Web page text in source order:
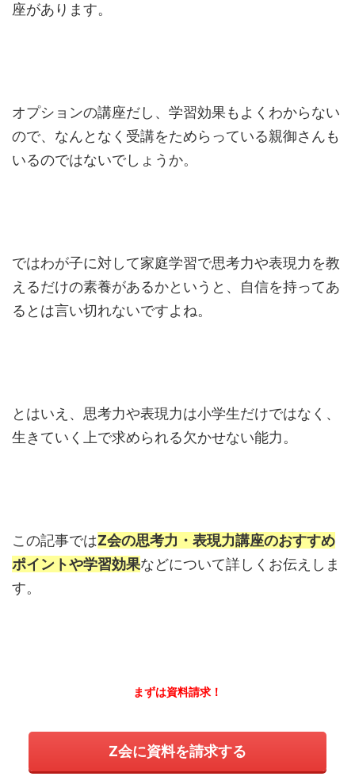
座があります。
オプションの講座だし、学習効果もよくわからない
ので、なんとなく受講をためらっている親御さんも
いるのではないでしょうか。
ではわが子に対して家庭学習で思考力や表現力を教
えるだけの素養があるかというと、自信を持ってあ
るとは言い切れないですよね。
とはいえ、思考力や表現力は小学生だけではなく、
生きていく上で求められる欠かせない能力。
この記事ではZ会の思考力・表現力講座のおすすめ
ポイントや学習効果などについて詳しくお伝えしま
す。
まずは資料請求！
Z会に資料を請求する